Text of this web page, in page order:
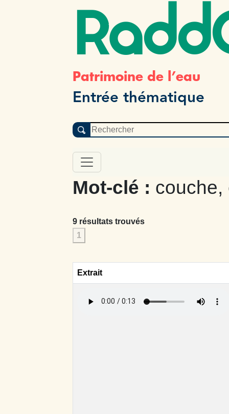
Patrimoine de l’eau
Entrée thématique
Mot-clé : couche,
9 résultats trouvés
1
Extrait